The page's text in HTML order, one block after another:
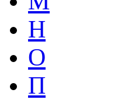
Н
О
П